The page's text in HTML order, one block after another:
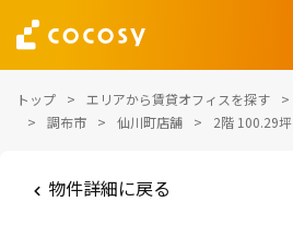
トップ エリアから賃貸オフィスを探す
調布市
仙川町店舗 2階 100.29坪
物件詳細に戻る